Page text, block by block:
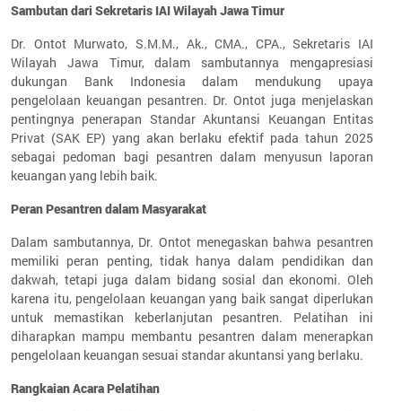
Sambutan dari Sekretaris IAI Wilayah Jawa Timur
Dr. Ontot Murwato, S.M.M., Ak., CMA., CPA., Sekretaris IAI
Wilayah Jawa Timur, dalam sambutannya mengapresiasi
dukungan Bank Indonesia dalam mendukung upaya
pengelolaan keuangan pesantren. Dr. Ontot juga menjelaskan
pentingnya penerapan Standar Akuntansi Keuangan Entitas
Privat (SAK EP) yang akan berlaku efektif pada tahun 2025
sebagai pedoman bagi pesantren dalam menyusun laporan
keuangan yang lebih baik.
Peran Pesantren dalam Masyarakat
Dalam sambutannya, Dr. Ontot menegaskan bahwa pesantren
memiliki peran penting, tidak hanya dalam pendidikan dan
dakwah, tetapi juga dalam bidang sosial dan ekonomi. Oleh
karena itu, pengelolaan keuangan yang baik sangat diperlukan
untuk memastikan keberlanjutan pesantren. Pelatihan ini
diharapkan mampu membantu pesantren dalam menerapkan
pengelolaan keuangan sesuai standar akuntansi yang berlaku.
Rangkaian Acara Pelatihan